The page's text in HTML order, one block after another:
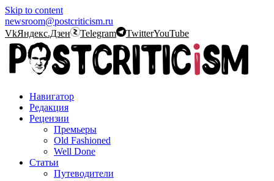
Skip to content
newsroom@postcriticism.ru
VkЯндекс.Дзен Telegram TwitterYouTube
Навигатор
Редакция
Рецензии
Премьеры
Old Fashioned
Well Done
Статьи
Путеводители